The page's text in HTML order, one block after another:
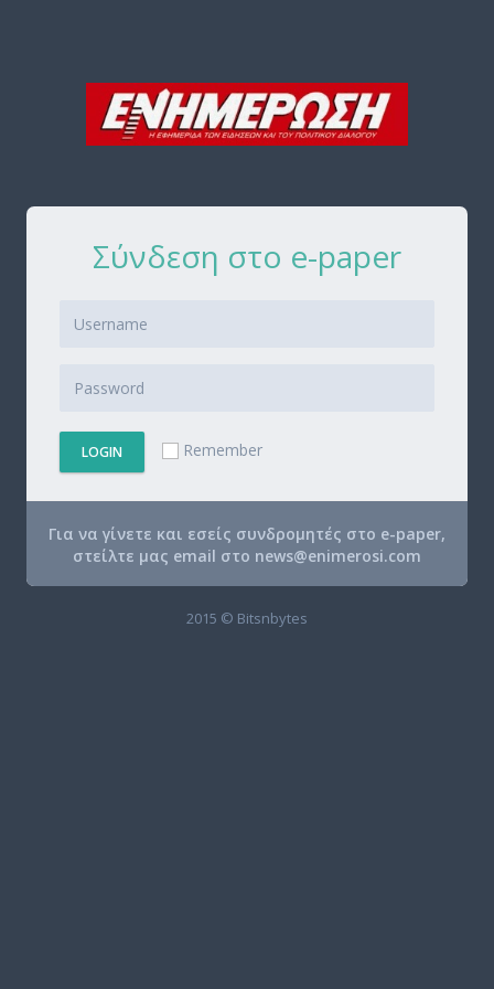
Σύνδεση στο e-paper
LOGIN Remember
Για να γίνετε και εσείς συνδρομητές στο e-paper,
στείλτε μας email στο news@enimerosi.com
2015 © Bitsnbytes